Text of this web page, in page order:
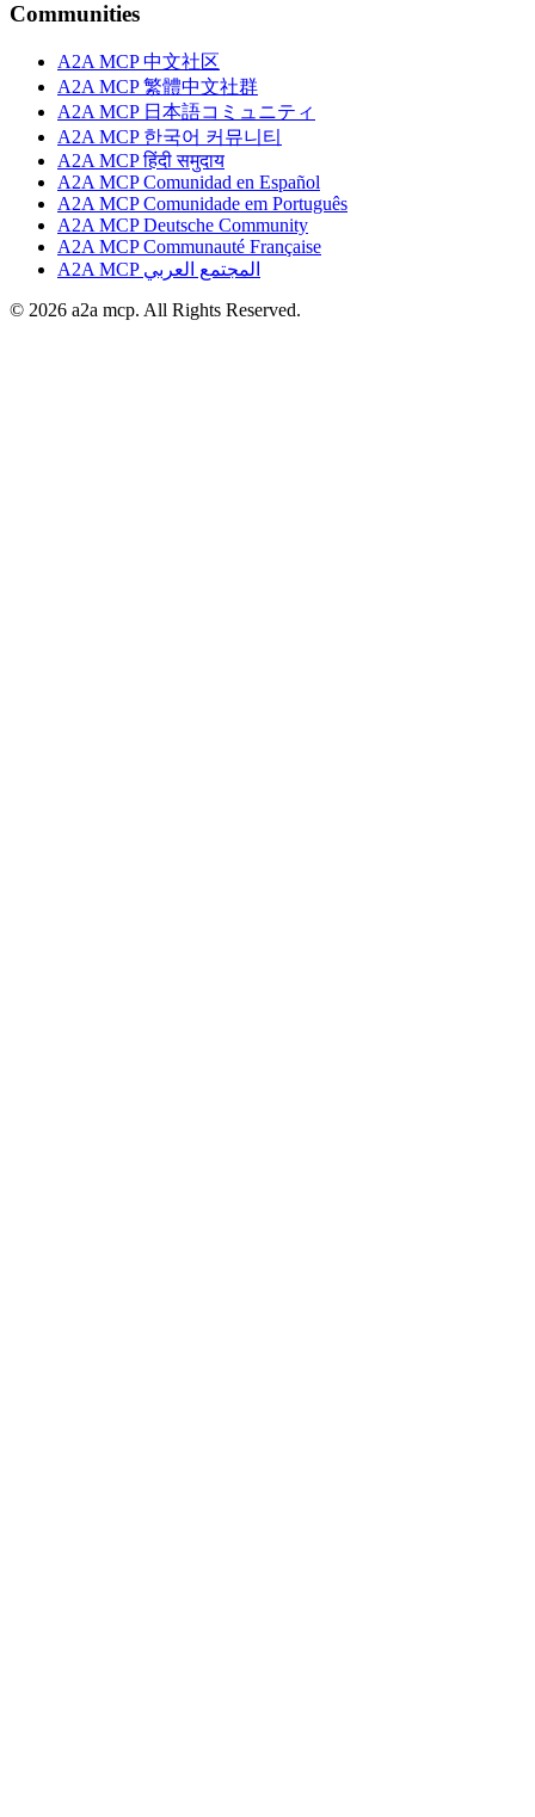
Communities
A2A MCP 中文社区
A2A MCP 繁體中文社群
A2A MCP 日本語コミュニティ
A2A MCP 한국어 커뮤니티
A2A MCP हिंदी समुदाय
A2A MCP Comunidad en Español
A2A MCP Comunidade em Português
A2A MCP Deutsche Community
A2A MCP Communauté Française
A2A MCP المجتمع العربي
© 2026 a2a mcp. All Rights Reserved.